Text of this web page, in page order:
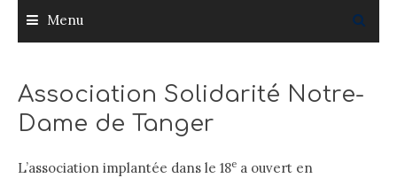
Menu
Association Solidarité Notre-
Dame de Tanger
L’association implantée dans le 18e a ouvert en